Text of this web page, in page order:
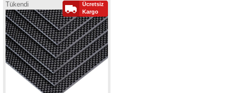
Tükendi
Ücretsiz
Kargo